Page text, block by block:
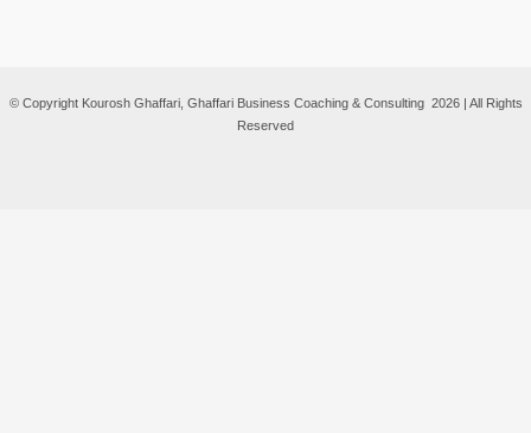
© Copyright Kourosh Ghaffari, Ghaffari Business Coaching & Consulting 2026 | All Rights
Reserved